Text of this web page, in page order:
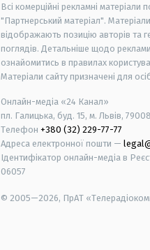
Всі комерційні рекламні
"Партнерський матеріал".
відображають позицію авторів та
поглядів. Детальніше щодо
ознайомитись в правилах
Матеріали сайту призначені для
Онлайн-медіа «24 Канал»
пл. Галицька, буд. 15, м. Львів, 79008
Телефон +380 (32) 229-77-77
Адреса електронної пошти —
Ідентифікатор онлайн-медіа в
06057
© 2005—2026, ПрАТ